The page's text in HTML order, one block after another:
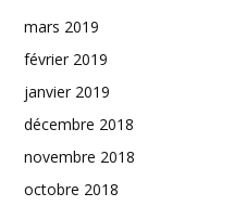
mars 2019
février 2019
janvier 2019
décembre 2018
novembre 2018
octobre 2018